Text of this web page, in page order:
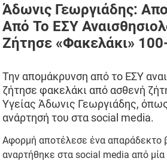
Άδωνις Γεωργιάδης:
Από Το ΕΣΥ
Ζήτησε «φακελάκι»
Την απομάκρυνση από το ΕΣΥ
ζήτησε φακελάκι από ασθενή
Υγείας Άδωνις Γεωργιάδης,
ανάρτησή του στα social media.
Αφορμή αποτέλεσε ένα απαράδεκτο
αναρτήθηκε στα social media από μία